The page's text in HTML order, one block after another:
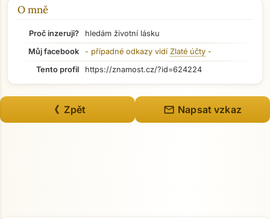
Přejít na hlavní obsah
O mně
Proč inzeruji?
hledám životní lásku
Můj facebook
- případné odkazy vidí Zlaté účty -
Tento profil
https://znamost.cz/?id=624224
《 Zpět mail Napsat vzkaz